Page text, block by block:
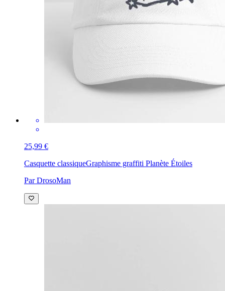
25,99 €
Casquette classiqueGraphisme graffiti Planète Étoiles
Par DrosoMan